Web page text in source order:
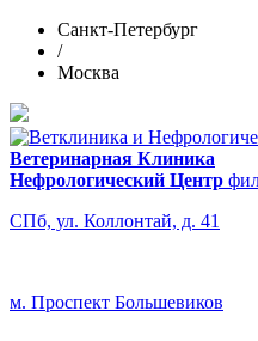
Санкт-Петербург
/
Москва
Ветеринарная Клиника
Нефрологический Центр
СПб, ул. Коллонтай, д. 41
м. Проспект Большевиков